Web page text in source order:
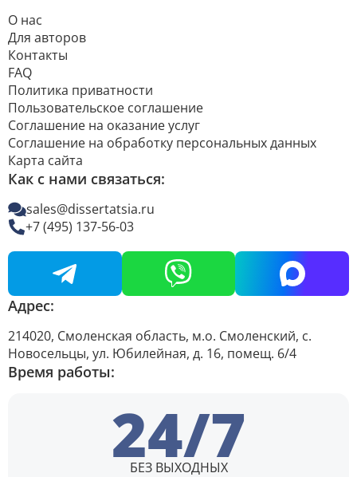
О нас
Для авторов
Контакты
FAQ
Политика приватности
Пользовательское соглашение
Соглашение на оказание услуг
Соглашение на обработку персональных данных
Карта сайта
Как с нами связаться:
sales@dissertatsia.ru
+7 (495) 137-56-03
Адрес:
214020, Смоленская область, м.о. Смоленский, с.
Новосельцы, ул. Юбилейная, д. 16, помещ. 6/4
Время работы:
24/7
БЕЗ ВЫХОДНЫХ